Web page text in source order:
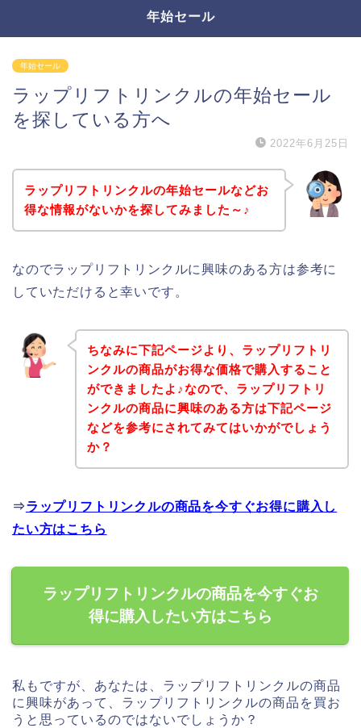
年始セール
年始セール
ラップリフトリンクルの年始セール
を探している方へ
2022年6月25日
ラップリフトリンクルの年始セールなどお
得な情報がないかを探してみました～♪
なのでラップリフトリンクルに興味のある方は参考に
していただけると幸いです。
ちなみに下記ページより、ラップリフトリ
ンクルの商品がお得な価格で購入すること
ができましたよ♪なので、ラップリフトリ
ンクルの商品に興味のある方は下記ページ
などを参考にされてみてはいかがでしょう
か？
⇒ラップリフトリンクルの商品を今すぐお得に購入し
たい方はこちら
ラップリフトリンクルの商品を今すぐお
得に購入したい方はこちら
私もですが、あなたは、ラップリフトリンクルの商品
に興味があって、ラップリフトリンクルの商品を買お
うと思っているのではないでしょうか？